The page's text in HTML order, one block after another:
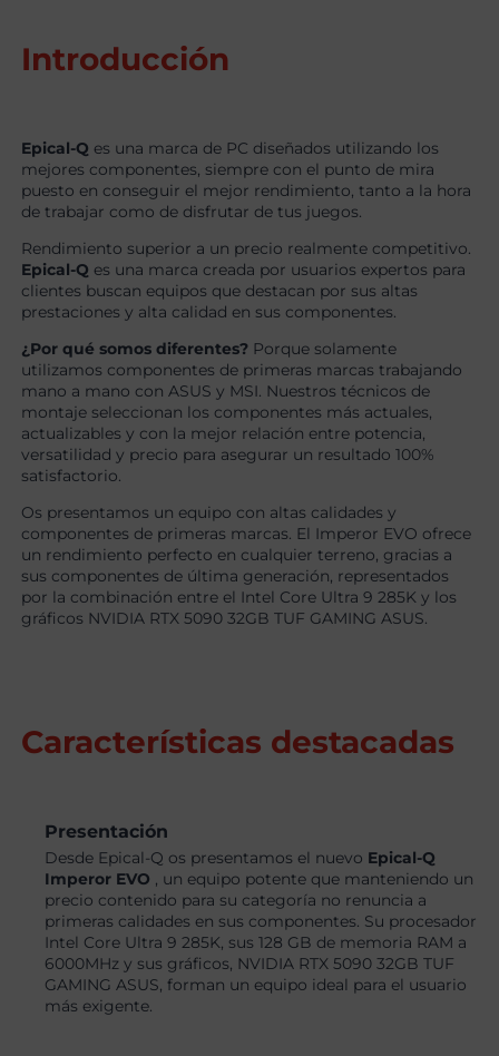
Introducción
Epical-Q es una marca de PC diseñados utilizando los
mejores componentes, siempre con el punto de mira
puesto en conseguir el mejor rendimiento, tanto a la hora
de trabajar como de disfrutar de tus juegos.
Rendimiento superior a un precio realmente competitivo.
Epical-Q es una marca creada por usuarios expertos para
clientes buscan equipos que destacan por sus altas
prestaciones y alta calidad en sus componentes.
¿Por qué somos diferentes? Porque solamente
utilizamos componentes de primeras marcas trabajando
mano a mano con ASUS y MSI. Nuestros técnicos de
montaje seleccionan los componentes más actuales,
actualizables y con la mejor relación entre potencia,
versatilidad y precio para asegurar un resultado 100%
satisfactorio.
Os presentamos un equipo con altas calidades y
componentes de primeras marcas. El Imperor EVO ofrece
un rendimiento perfecto en cualquier terreno, gracias a
sus componentes de última generación, representados
por la combinación entre el Intel Core Ultra 9 285K y los
gráficos NVIDIA RTX 5090 32GB TUF GAMING ASUS.
Características destacadas
Presentación
Desde Epical-Q os presentamos el nuevo Epical-Q
Imperor EVO , un equipo potente que manteniendo un
precio contenido para su categoría no renuncia a
primeras calidades en sus componentes. Su procesador
Intel Core Ultra 9 285K, sus 128 GB de memoria RAM a
6000MHz y sus gráficos, NVIDIA RTX 5090 32GB TUF
GAMING ASUS, forman un equipo ideal para el usuario
más exigente.